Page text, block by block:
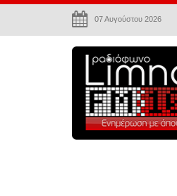
07 Αυγούστου 2026